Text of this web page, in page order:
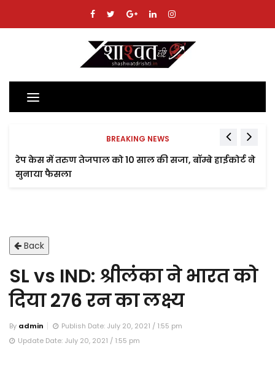
Toggle
navigation
BREAKING NEWS
रेप केस में तरुण तेजपाल को 10 साल की सजा, बॉम्बे हाईकोर्ट ने
सुनाया फैसला
Back
SL vs IND: श्रीलंका ने भारत को
दिया 276 रन का लक्ष्य
By admin
Publish Date: July 20, 2021 / 1:55 pm
Update Date: July 20, 2021 / 1:55 pm